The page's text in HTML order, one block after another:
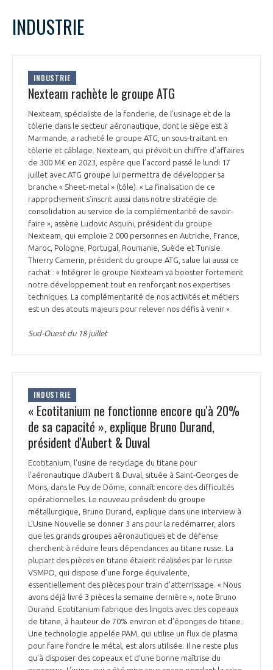
PRÉSENTATION
NOTRE VISION
NOS MISSIONS
NOTRE HISTOIRE
ORGANISATION
LE CONSEIL DU GIFAS
L’ÉQUIPE DU GIFAS
NOS RÉSEAUX À L'INTERNATIONAL
FONCTIONNEMENT
GEADS
COMITÉ AERO PME
STARTAIR
COMMISSIONS ET COMITÉS
ACCOMPAGNEMENT DE NOS ADHÉRENTS
LES PROGRAMMES DU GIFAS
UN ÉCOSYSTÈME INTÉGRÉ ET COHÉRENT
POURQUOI DEVENIR MEMBRE ?
LA MÉDIATION
LA MÉDIATION DANS LA FILIÈRE AÉRONAUTIQUE ET SPATIALE
LE MÉDIATEUR DE LA FILIÈRE AÉRONAUTIQUE ET SPATIALE
MÉDIATION ET CHARTE D’ENGAGEMENT SUR LES RELATIONS ENTRE
LA MÉDIATION AU-DELÀ DE LA FILIÈRE AÉRONAUTIQUE ET SPATIALE
PRENDRE CONTACT AVEC LE MÉDIATEUR DE LA FILIÈRE
LE SALON DU BOURGET
L'OBSERVATOIRE
CHIFFRES CLÉS
LES ENJEUX
COMPÉTITIVITÉ
EMPLOI & FORMATION
ENVIRONNEMENT
INNOVATION
INTERNATIONALISATION
LES PUBLICATIONS
DOCUMENTS & BROCHURES
RAPPORTS D'ACTIVITÉS
L
1
2
11 13
24
25 26 27 28 29
INDUSTRIE
INDUSTRIE
Nexteam rachète le groupe ATG
Nexteam, spécialiste de la fonderie, de l’usinage et de la
tôlerie dans le secteur aéronautique, dont le siège est à
Marmande, a racheté le groupe ATG, un sous-traitant en
tôlerie et câblage. Nexteam, qui prévoit un chiffre d’affaires
de 300 M€ en 2023, espère que l’accord passé le lundi 17
juillet avec ATG groupe lui permettra de développer sa
branche « Sheet-metal » (tôle). « La finalisation de ce
rapprochement s’inscrit aussi dans notre stratégie de
consolidation au service de la complémentarité de savoir-
faire », assène Ludovic Asquini, président du groupe
Nexteam, qui emploie 2 000 personnes en Autriche, France,
Maroc, Pologne, Portugal, Roumanie, Suède et Tunisie.
Thierry Camerin, président du groupe ATG, salue lui aussi ce
rachat : « Intégrer le groupe Nexteam va booster fortement
notre développement tout en renforçant nos expertises
techniques. La complémentarité de nos activités et métiers
est un des atouts majeurs pour relever nos défis à venir ».
Sud-Ouest du 18 juillet
INDUSTRIE
« Ecotitanium ne fonctionne encore qu'à 20%
de sa capacité », explique Bruno Durand,
président d'Aubert & Duval
Ecotitanium, l'usine de recyclage du titane pour
l'aéronautique d'Aubert & Duval, située à Saint-Georges de
Mons, dans le Puy de Dôme, connaît encore des difficultés
opérationnelles. Le nouveau président du groupe
métallurgique, Bruno Durand, explique dans une interview à
L'Usine Nouvelle se donner 3 ans pour la redémarrer, alors
que les grands groupes aéronautiques et de défense
cherchent à réduire leurs dépendances au titane russe. La
plupart des pièces en titane étaient réalisées par le russe
VSMPO, qui dispose d’une forge équivalente,
essentiellement des pièces pour train d’atterrissage. « Nous
avons déjà livré 3 pièces la semaine dernière », note Bruno
Durand. Ecotitanium fabrique des lingots avec des copeaux
de titane, à hauteur de 70% environ et d’éponges de titane.
Une technologie appelée PAM, qui utilise un flux de plasma
pour faire fondre le métal, est alors utilisée. Il ne reste plus
qu’à disposer des copeaux et d’une bonne maîtrise du
Rejoignez une filière d’excellence et développez
Découvrez les avantages d'adhérer au GIFAS.
Rencontres, salons, données sectorielles,
programmes ...
DEMANDE D’ADHÉSION